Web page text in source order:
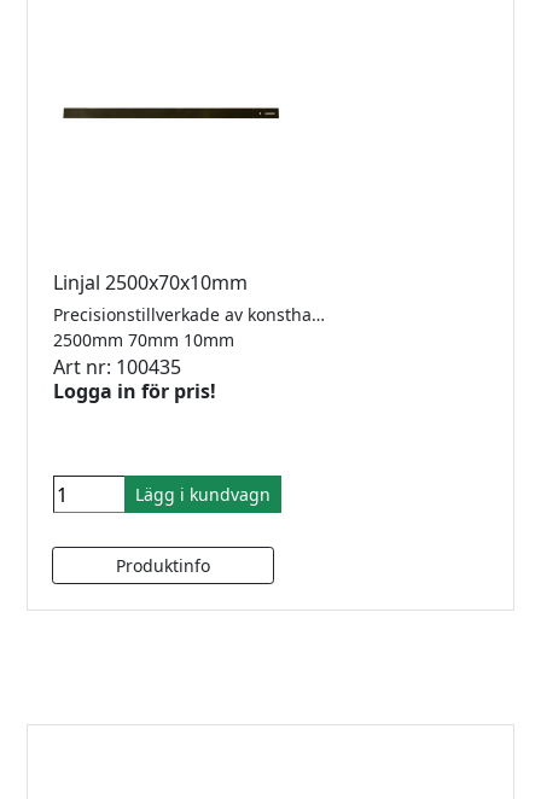
Linjal 2500x70x10mm
Precisionstillverkade av konsthartsplattor.
2500mm 70mm 10mm
Art nr: 100435
Logga in för pris!
Lägg i kundvagn